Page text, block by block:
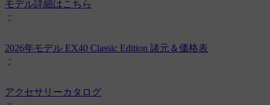
モデル詳細はこちら
2026年モデル EX40 Classic Edition 諸元＆価格表
アクセサリーカタログ